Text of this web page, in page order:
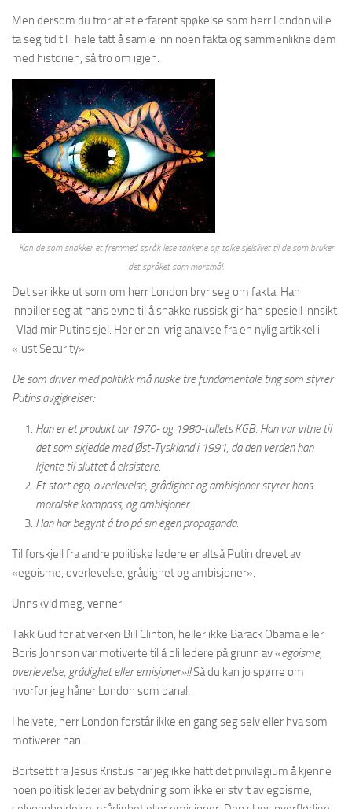
Men dersom du tror at et erfarent spøkelse som herr London ville
ta seg tid til i hele tatt å samle inn noen fakta og sammenlikne dem
med historien, så tro om igjen.
Kan de som snakker et fremmed språk lese tankene og tolke sjelslivet til de som bruker
det språket som morsmål.
Det ser ikke ut som om herr London bryr seg om fakta. Han
innbiller seg at hans evne til å snakke russisk gir han spesiell innsikt
i Vladimir Putins sjel. Her er en ivrig analyse fra en nylig artikkel i
«Just Security»:
De som driver med politikk må huske tre fundamentale ting som styrer
Putins avgjørelser:
Han er et produkt av 1970- og 1980-tallets KGB. Han var vitne til
det som skjedde med Øst-Tyskland i 1991, da den verden han
kjente til sluttet å eksistere.
Et stort ego, overlevelse, grådighet og ambisjoner styrer hans
moralske kompass, og ambisjoner.
Han har begynt å tro på sin egen propaganda.
Til forskjell fra andre politiske ledere er altså Putin drevet av
«egoisme, overlevelse, grådighet og ambisjoner».
Unnskyld meg, venner.
Takk Gud for at verken Bill Clinton, heller ikke Barack Obama eller
Boris Johnson var motiverte til å bli ledere på grunn av «egoisme,
overlevelse, grådighet eller emisjoner»!!Så du kan jo spørre om
hvorfor jeg håner London som banal.
I helvete, herr London forstår ikke en gang seg selv eller hva som
motiverer han.
Bortsett fra Jesus Kristus har jeg ikke hatt det privilegium å kjenne
noen politisk leder av betydning som ikke er styrt av egoisme,